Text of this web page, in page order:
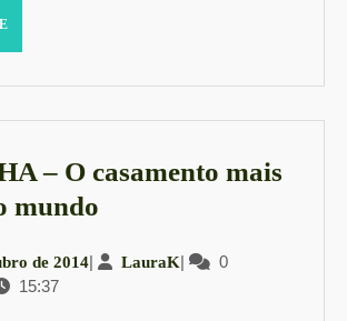
– O casamento mais
mundo
O
de 201423
| LauraKLauraK
|
0
15:37